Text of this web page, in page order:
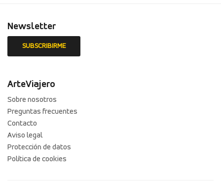
Newsletter
ArteViajero
Sobre nosotros
Preguntas frecuentes
Contacto
Aviso legal
Protección de datos
Política de cookies